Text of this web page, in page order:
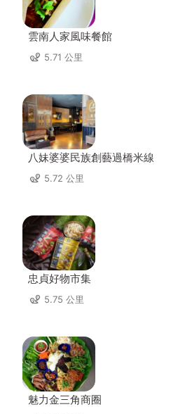
雲南人家風味餐館
5.71 公里
八妹婆婆民族創藝過橋米線
5.72 公里
忠貞好物市集
5.75 公里
魅力金三角商圈